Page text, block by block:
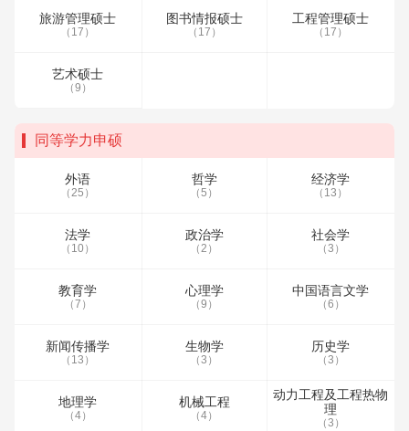
旅游管理硕士
（17）
图书情报硕士
（17）
工程管理硕士
（17）
艺术硕士
（9）
同等学力申硕
外语
（25）
哲学
（5）
经济学
（13）
法学
（10）
政治学
（2）
社会学
（3）
教育学
（7）
心理学
（9）
中国语言文学
（6）
新闻传播学
（13）
生物学
（3）
历史学
（3）
地理学
（4）
机械工程
（4）
动力工程及工程热物
理
（3）